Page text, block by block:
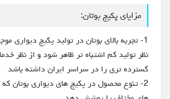
مزایای پکیج بوتان:
1- تجربه بالای بوتان در تولید پکیج
نظر تولید کم اشتباه تر ظاهر شود و از نظر
گسترده تری را در سراسر ایران داشته باشد
2- تنوع محصول در پکیج های دیواری بوتان